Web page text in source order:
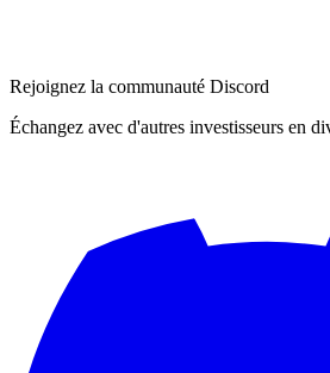
Rejoignez la communauté Discord
Échangez avec d'autres investisseurs en